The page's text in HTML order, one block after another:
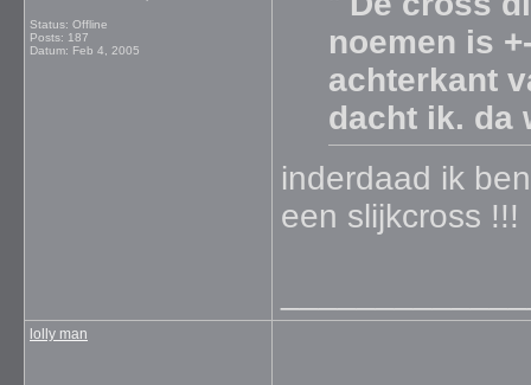
Status: Offline
Posts: 187
Datum: Feb 4, 2005
noemen is
achterkant
dacht ik.
inderdaad ik
een slijkcross !!!
lolly man